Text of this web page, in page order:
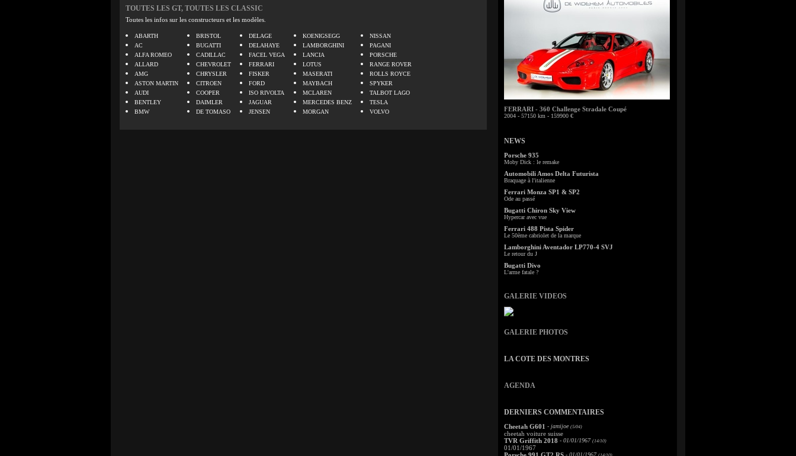
TOUTES LES GT, TOUTES LES CLASSIC
Toutes les infos sur les constructeurs et les modèles.
ABARTH
AC
ALFA ROMEO
ALLARD
AMG
ASTON MARTIN
AUDI
BENTLEY
BMW
BRISTOL
BUGATTI
CADILLAC
CHEVROLET
CHRYSLER
CITROEN
COOPER
DAIMLER
DE TOMASO
DELAGE
DELAHAYE
FACEL VEGA
FERRARI
FISKER
FORD
ISO RIVOLTA
JAGUAR
JENSEN
KOENIGSEGG
LAMBORGHINI
LANCIA
LOTUS
MASERATI
MAYBACH
MCLAREN
MERCEDES BENZ
MORGAN
NISSAN
PAGANI
PORSCHE
RANGE ROVER
ROLLS ROYCE
SPYKER
TALBOT LAGO
TESLA
VOLVO
FERRARI - 360 Challenge Stradale Coupé
2004 - 57150 km - 159900 €
NEWS
Porsche 935
Moby Dick : le remake
Automobili Amos Delta Futurista
Braquage à l'italienne
Ferrari Monza SP1 & SP2
Ode au passé
Bugatti Chiron Sky View
Hypercar avec vue
Ferrari 488 Pista Spider
Le 50ème cabriolet de la marque
Lamborghini Aventador LP770-4 SVJ
Le retour du J
Bugatti Divo
L'arme fatale ?
GALERIE VIDEOS
GALERIE PHOTOS
LA COTE DES MONTRES
AGENDA
DERNIERS COMMENTAIRES
Cheetah G601 - jamijoe (5/04)
cheetah voiture suisse
TVR Griffith 2018 - 01/01/1967 (14/10)
01/01/1967
- 01/01/1967